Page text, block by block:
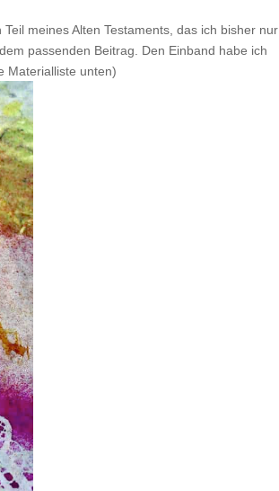
meines Alten Testaments, das ich bisher nur
passenden Beitrag. Den Einband habe ich
Materialliste unten)